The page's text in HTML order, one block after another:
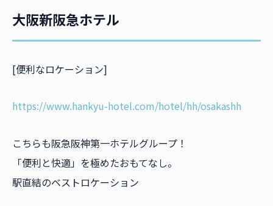
大阪新阪急ホテル
[便利なロケーション]
https://www.hankyu-hotel.com/hotel/hh/osakashh
こちらも阪急阪神第一ホテルグループ！
「便利と快適」を極めたおもてなし。
駅直結のベストロケーション